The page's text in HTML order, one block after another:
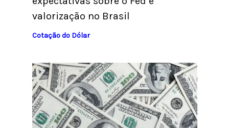
valorização no Brasil
Cotação do Dólar